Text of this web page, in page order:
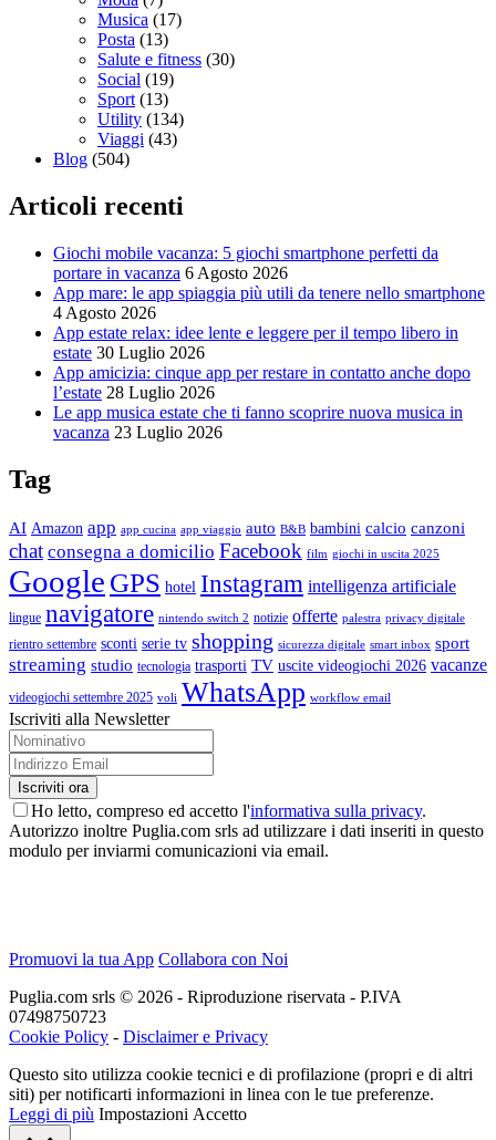
Musica (17)
Posta (13)
Salute e fitness (30)
Social (19)
Sport (13)
Utility (134)
Viaggi (43)
Blog (504)
Articoli recenti
Giochi mobile vacanza: 5 giochi smartphone perfetti da
portare in vacanza 6 Agosto 2026
App mare: le app spiaggia più utili da tenere nello smartphone
4 Agosto 2026
App estate relax: idee lente e leggere per il tempo libero in
estate 30 Luglio 2026
App amicizia: cinque app per restare in contatto anche dopo
l’estate 28 Luglio 2026
Le app musica estate che ti fanno scoprire nuova musica in
vacanza 23 Luglio 2026
Tag
AI Amazon app app cucina app viaggio auto B&B bambini calcio canzoni
chat consegna a domicilio Facebook film giochi in uscita 2025
Google GPS hotel Instagram intelligenza artificiale
lingue navigatore nintendo switch 2 notizie offerte palestra privacy digitale
rientro settembre sconti serie tv shopping sicurezza digitale smart inbox sport
streaming studio tecnologia trasporti TV uscite videogiochi 2026 vacanze
videogiochi settembre 2025 voli WhatsApp workflow email
Iscriviti alla Newsletter
Ho letto, compreso ed accetto l'informativa sulla privacy.
Autorizzo inoltre Puglia.com srls ad utilizzare i dati inseriti in questo
modulo per inviarmi comunicazioni via email.
Promuovi la tua App Collabora con Noi
Puglia.com srls © 2026 - Riproduzione riservata - P.IVA
07498750723
Cookie Policy - Disclaimer e Privacy
Questo sito utilizza cookie tecnici e di profilazione (propri e di altri
siti) per notificarti informazioni in linea con le tue preferenze.
Leggi di più Impostazioni Accetto